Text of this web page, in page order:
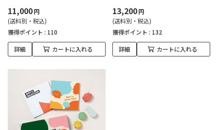
11,000円
(送料別・税込)
獲得ポイント : 110
詳細 カートに入れる
13,200円
(送料別・税込)
獲得ポイント : 132
詳細 カートに入れる